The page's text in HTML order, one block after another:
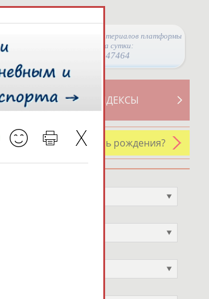
Просмотры материалов платформы
за сутки:
47464
СВОДНЫЕ ИНДЕКСЫ
У кого сегодня день рождения?